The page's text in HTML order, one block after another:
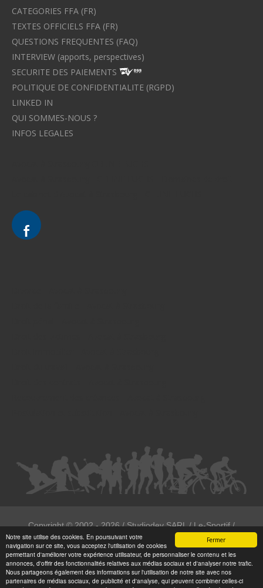
Fermer
Notre site utilise des cookies. En poursuivant votre
navigation sur ce site, vous acceptez l'utilisation de cookies
permettant d'améliorer votre expérience utilisateur, de personnaliser le contenu et les
annonces, d'offrir des fonctionnalités relatives aux médias sociaux et d'analyser notre trafic.
Nous partageons également des informations sur l'utilisation de notre site avec nos
partenaires de médias sociaux, de publicité et d'analyse, qui peuvent combiner celles-ci
CATEGORIES FFA (FR)
TEXTES OFFICIELS FFA (FR)
QUESTIONS FREQUENTES (FAQ)
INTERVIEW (apports, perspectives)
SECURITE DES PAIEMENTS
POLITIQUE DE CONFIDENTIALITE (RGPD)
LINKED IN
QUI SOMMES-NOUS ?
INFOS LEGALES
Copyright ©2002 - 2026/ Studiodev SARL / Le-Sportif /
Registration4all
Tous droits réservées.
Numéro de déclaration CNIL : 1999972